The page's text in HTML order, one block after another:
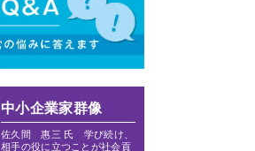
中小企業家群像
佐久間 惠三 氏 学び続け、
相手の役に立つことが社会貢